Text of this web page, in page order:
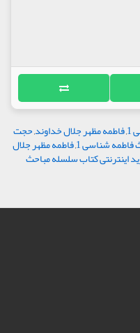
,فاطمه مظهر جلال خداوند,حجت
شناسی 1 ,فاطمه مظهر جلال
اینترنتی کتاب سلسله مباحث